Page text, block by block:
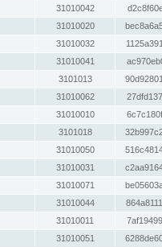
31010042
31010020
31010032
31010041
3101013
31010062
31010010
3101018
31010050
31010031
31010071
31010044
31010011
31010051